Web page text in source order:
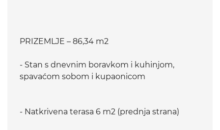
PRIZEMLJE – 86,34 m2
- Stan s dnevnim boravkom i kuhinjom,
spavaćom sobom i kupaonicom
- Natkrivena terasa 6 m2 (prednja strana)